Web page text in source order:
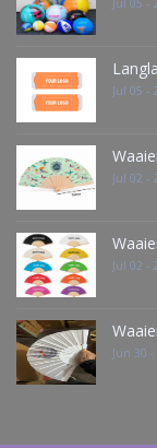
Jul 05 -
Jul 05 -
Jul 02 -
Jul 02 -
Jun 30 -